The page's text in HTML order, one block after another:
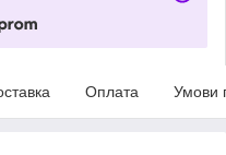
Оплата Умови